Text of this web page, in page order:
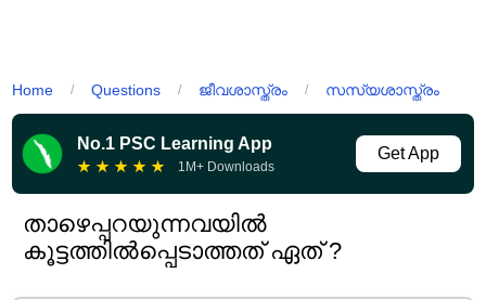
Home / Questions / ജീവശാസ്ത്രം / സസ്യശാസ്ത്രം
No.1 PSC Learning App
★ ★ ★ ★ ★ 1M+ Downloads
Get App
താഴെപ്പറയുന്നവയിൽ
കൂട്ടത്തിൽപ്പെടാത്തത് ഏത് ?